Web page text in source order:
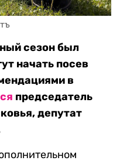
сезон был
начать посев
в
председатель
депутат